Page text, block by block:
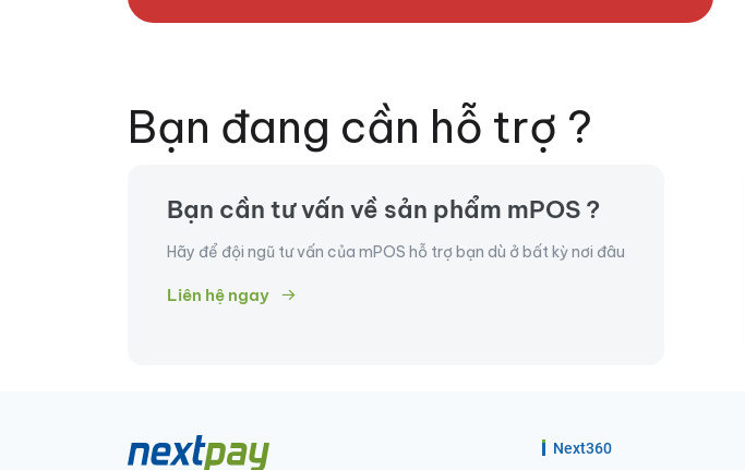
Bạn đang cần hỗ trợ ?
Bạn cần tư vấn về sản phẩm mPOS ?
Hãy để đội ngũ tư vấn của mPOS hỗ trợ bạn dù ở bất kỳ nơi đâu
Liên hệ ngay
Next360